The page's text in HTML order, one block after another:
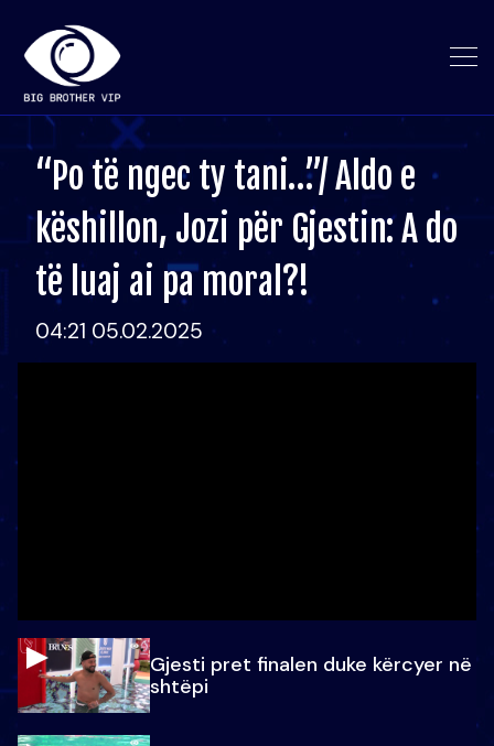
“Po të ngec ty tani…”/ Aldo e
këshillon, Jozi për Gjestin: A do
të luaj ai pa moral?!
04:21 05.02.2025
Gjesti pret finalen duke kërcyer në
shtëpi